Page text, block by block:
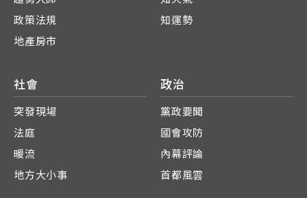
政策法規
地產房市
知運勢
社會
突發現場
法庭
暖流
地方大小事
政治
黨政要聞
國會攻防
內幕評論
首都風雲